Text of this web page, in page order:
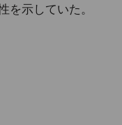
を示していた。